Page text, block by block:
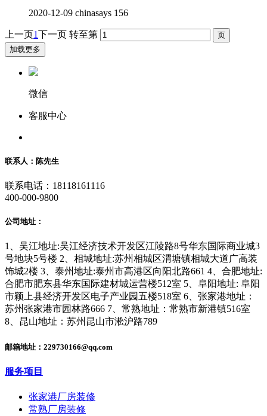
2020-12-09 chinasays 156
上一页1下一页 转至第
加载更多
微信
客服中心
联系人：陈先生
联系电话：18118161116
400-000-9800
公司地址：
1、吴江地址:吴江经济技术开发区江陵路8号华东国际商业城3
号地块5号楼 2、相城地址:苏州相城区渭塘镇相城大道广高装
饰城2楼 3、泰州地址:泰州市高港区向阳北路661 4、合肥地址:
合肥市肥东县华东国际建材城运营楼512室 5、阜阳地址: 阜阳
市颖上县经济开发区电子产业园五楼518室 6、张家港地址：
苏州张家港市园林路666 7、常熟地址：常熟市新港镇516室
8、昆山地址：苏州昆山市淞沪路789
邮箱地址：229730166@qq.com
服务项目
张家港厂房装修
常熟厂房装修